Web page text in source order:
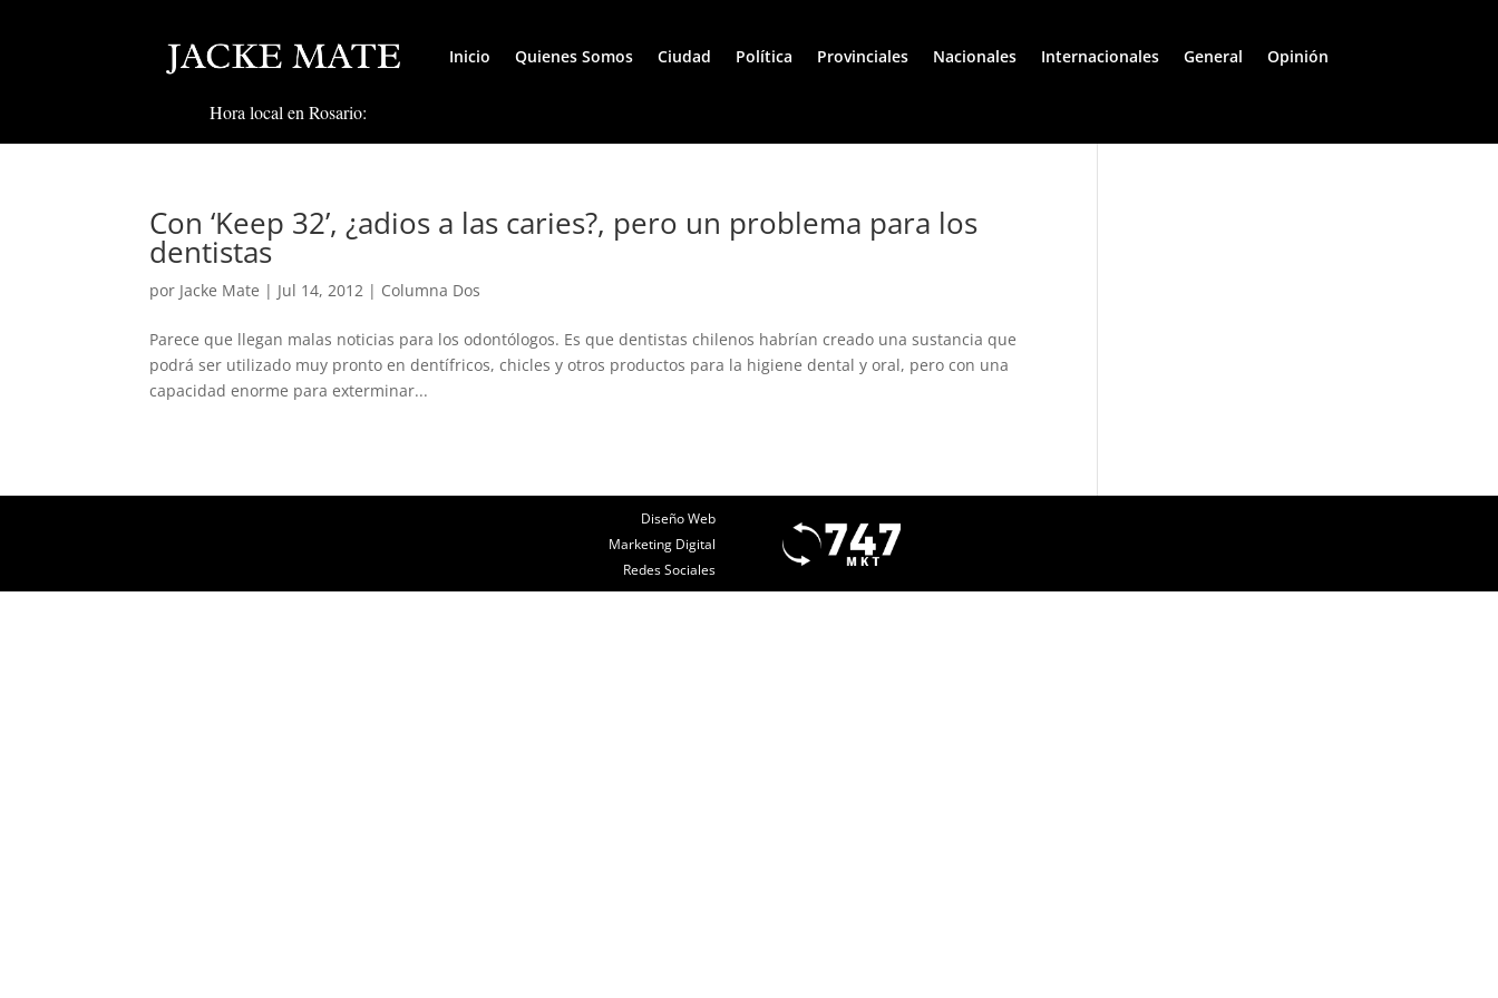
Inicio Quienes Somos Ciudad Política Provinciales Nacionales Internacionales General Opinión
Hora local en Rosario:
Con ‘Keep 32’, ¿adios a las caries?, pero un problema para los
dentistas
por Jacke Mate | Jul 14, 2012 | Columna Dos
Parece que llegan malas noticias para los odontólogos. Es que dentistas chilenos habrían creado una sustancia que
podrá ser utilizado muy pronto en dentífricos, chicles y otros productos para la higiene dental y oral, pero con una
capacidad enorme para exterminar...
Diseño Web
Marketing Digital
Redes Sociales